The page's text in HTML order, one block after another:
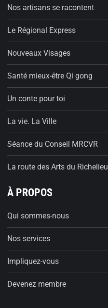
Nos artisans se racontent
Le Régional Express
Nouveaux Visages
Santé mieux-être Qi gong
Un conte pour toi
La vie. La Ville
Séance du Conseil MRCVR
La route des Arts du Richelieu
À PROPOS
Qui sommes-nous
Nos services
Impliquez-vous
Devenez membre